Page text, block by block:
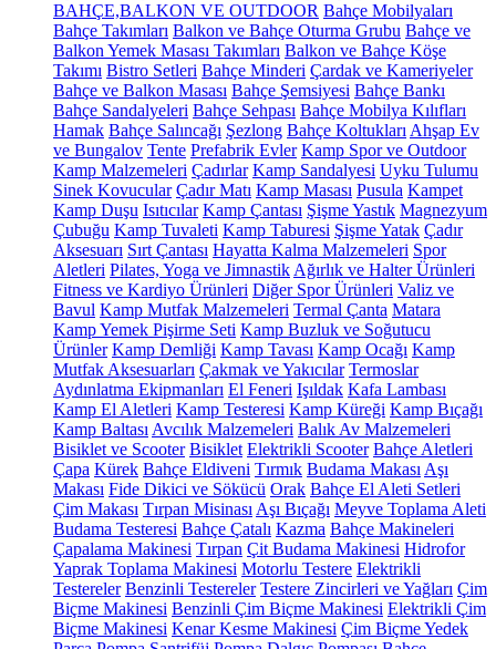
BAHÇE,BALKON VE OUTDOOR Bahçe Mobilyaları
Bahçe Takımları Balkon ve Bahçe Oturma Grubu Bahçe ve
Balkon Yemek Masası Takımları Balkon ve Bahçe Köşe
Takımı Bistro Setleri Bahçe Minderi Çardak ve Kameriyeler
Bahçe ve Balkon Masası Bahçe Şemsiyesi Bahçe Bankı
Bahçe Sandalyeleri Bahçe Sehpası Bahçe Mobilya Kılıfları
Hamak Bahçe Salıncağı Şezlong Bahçe Koltukları Ahşap Ev
ve Bungalov Tente Prefabrik Evler Kamp Spor ve Outdoor
Kamp Malzemeleri Çadırlar Kamp Sandalyesi Uyku Tulumu
Sinek Kovucular Çadır Matı Kamp Masası Pusula Kampet
Kamp Duşu Isıtıcılar Kamp Çantası Şişme Yastık Magnezyum
Çubuğu Kamp Tuvaleti Kamp Taburesi Şişme Yatak Çadır
Aksesuarı Sırt Çantası Hayatta Kalma Malzemeleri Spor
Aletleri Pilates, Yoga ve Jimnastik Ağırlık ve Halter Ürünleri
Fitness ve Kardiyo Ürünleri Diğer Spor Ürünleri Valiz ve
Bavul Kamp Mutfak Malzemeleri Termal Çanta Matara
Kamp Yemek Pişirme Seti Kamp Buzluk ve Soğutucu
Ürünler Kamp Demliği Kamp Tavası Kamp Ocağı Kamp
Mutfak Aksesuarları Çakmak ve Yakıcılar Termoslar
Aydınlatma Ekipmanları El Feneri Işıldak Kafa Lambası
Kamp El Aletleri Kamp Testeresi Kamp Küreği Kamp Bıçağı
Kamp Baltası Avcılık Malzemeleri Balık Av Malzemeleri
Bisiklet ve Scooter Bisiklet Elektrikli Scooter Bahçe Aletleri
Çapa Kürek Bahçe Eldiveni Tırmık Budama Makası Aşı
Makası Fide Dikici ve Sökücü Orak Bahçe El Aleti Setleri
Çim Makası Tırpan Misinası Aşı Bıçağı Meyve Toplama Aleti
Budama Testeresi Bahçe Çatalı Kazma Bahçe Makineleri
Çapalama Makinesi Tırpan Çit Budama Makinesi Hidrofor
Yaprak Toplama Makinesi Motorlu Testere Elektrikli
Testereler Benzinli Testereler Testere Zincirleri ve Yağları Çim
Biçme Makinesi Benzinli Çim Biçme Makinesi Elektrikli Çim
Biçme Makinesi Kenar Kesme Makinesi Çim Biçme Yedek